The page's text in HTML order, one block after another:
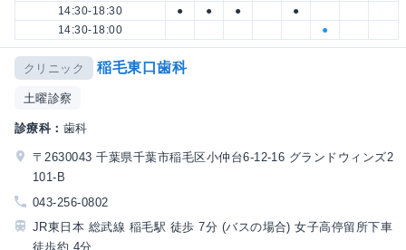
14:30-18:30
● ● ●
●
14:30-18:00
●
クリニック 稲毛東口歯科
土曜診察
診療科： 歯科
〒2630043 千葉県千葉市稲毛区小仲台6-12-16 グランドウィンズ2
101-B
043-256-0802
JR東日本 総武線 稲毛駅 徒歩 7分 (バスの場合) 女子高停留所下車
徒歩約 4分